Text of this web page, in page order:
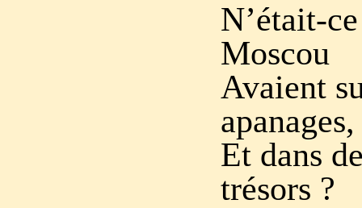
N’était-
Moscou
Avaient
apanages,
Et dans
trésors ?